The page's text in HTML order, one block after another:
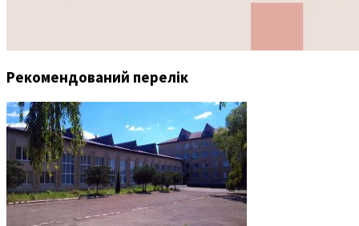
Рекомендований перелік